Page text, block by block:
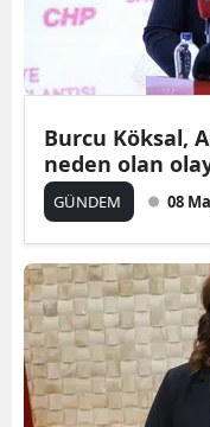
Burcu Köksal,
neden olan
GÜNDEM 08